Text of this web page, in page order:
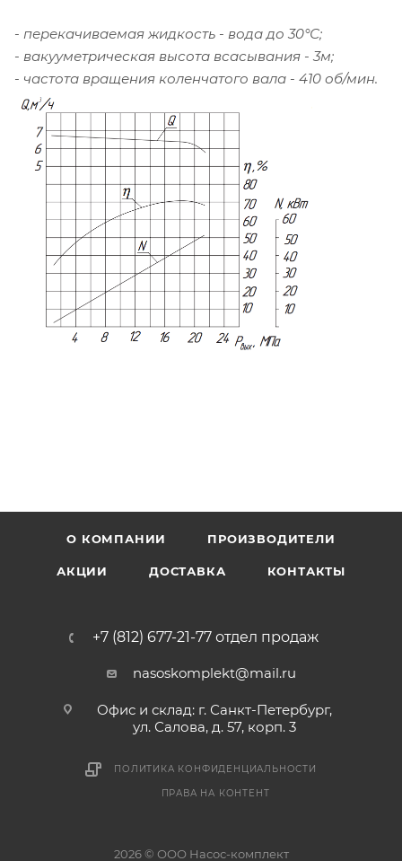
- перекачиваемая жидкость - вода до 30°С;
- вакууметрическая высота всасывания - 3м;
- частота вращения коленчатого вала - 410 об/мин.
О КОМПАНИИ ПРОИЗВОДИТЕЛИ
АКЦИИ ДОСТАВКА КОНТАКТЫ
+7 (812) 677-21-77 отдел продаж
nasoskomplekt@mail.ru
Офис и склад: г. Санкт-Петербург,
ул. Салова, д. 57, корп. 3
ПОЛИТИКА КОНФИДЕНЦИАЛЬНОСТИ
ПРАВА НА КОНТЕНТ
2026 © ООО Насос-комплект